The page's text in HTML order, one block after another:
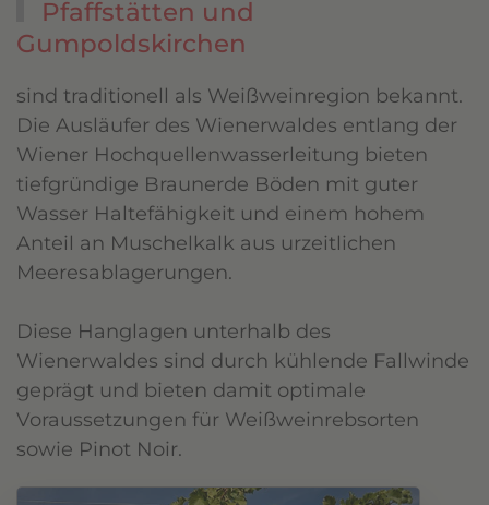
Pfaffstätten und
Gumpoldskirchen
sind traditionell als Weißweinregion bekannt.
Die Ausläufer des Wienerwaldes entlang der
Wiener Hochquellenwasserleitung bieten
tiefgründige Braunerde Böden mit guter
Wasser Haltefähigkeit und einem hohem
Anteil an Muschelkalk aus urzeitlichen
Meeresablagerungen.
Diese Hanglagen unterhalb des
Wienerwaldes sind durch kühlende Fallwinde
geprägt und bieten damit optimale
Voraussetzungen für Weißweinrebsorten
sowie Pinot Noir.